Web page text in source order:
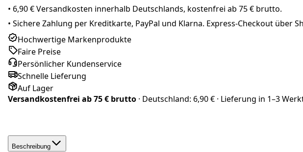
• 6,90 € Versandkosten innerhalb Deutschlands, kostenfrei ab 75 € brutto.
• Sichere Zahlung per Kreditkarte, PayPal und Klarna. Express-Checkout über
Hochwertige Markenprodukte
Faire Preise
Persönlicher Kundenservice
Schnelle Lieferung
Auf Lager
Versandkostenfrei ab75 € brutto · Deutschland: 6,90 € · Lieferung in 1–3
Beschreibung